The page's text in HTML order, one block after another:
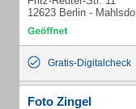
12623 Berlin -
Gratis-Digitalcheck
Foto Zingel